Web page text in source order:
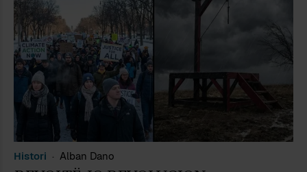
Histori Alban Dano